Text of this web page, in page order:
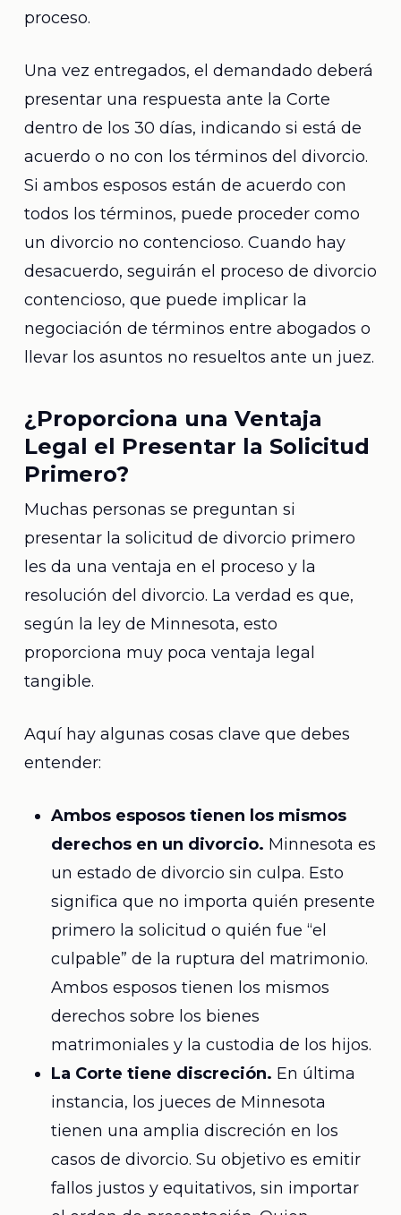
proceso.
Una vez entregados, el demandado deberá
presentar una respuesta ante la Corte
dentro de los 30 días, indicando si está de
acuerdo o no con los términos del divorcio.
Si ambos esposos están de acuerdo con
todos los términos, puede proceder como
un divorcio no contencioso. Cuando hay
desacuerdo, seguirán el proceso de divorcio
contencioso, que puede implicar la
negociación de términos entre abogados o
llevar los asuntos no resueltos ante un juez.
¿Proporciona una Ventaja
Legal el Presentar la Solicitud
Primero?
Muchas personas se preguntan si
presentar la solicitud de divorcio primero
les da una ventaja en el proceso y la
resolución del divorcio. La verdad es que,
según la ley de Minnesota, esto
proporciona muy poca ventaja legal
tangible.
Aquí hay algunas cosas clave que debes
entender:
Ambos esposos tienen los mismos
derechos en un divorcio. Minnesota es
un estado de divorcio sin culpa. Esto
significa que no importa quién presente
primero la solicitud o quién fue “el
culpable” de la ruptura del matrimonio.
Ambos esposos tienen los mismos
derechos sobre los bienes
matrimoniales y la custodia de los hijos.
La Corte tiene discreción. En última
instancia, los jueces de Minnesota
tienen una amplia discreción en los
casos de divorcio. Su objetivo es emitir
fallos justos y equitativos, sin importar